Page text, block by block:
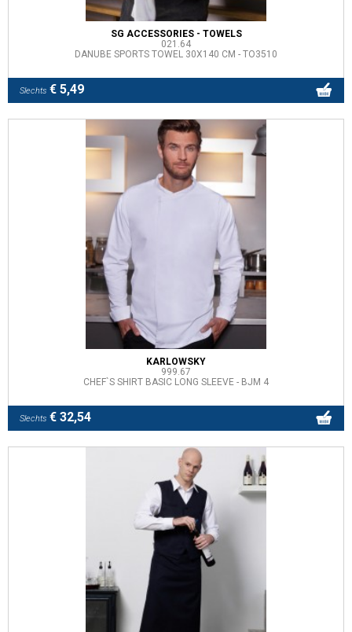
SG ACCESSORIES - TOWELS
021.64
DANUBE SPORTS TOWEL 30X140 CM - TO3510
Slechts € 5,49
KARLOWSKY
999.67
CHEF`S SHIRT BASIC LONG SLEEVE - BJM 4
Slechts € 32,54